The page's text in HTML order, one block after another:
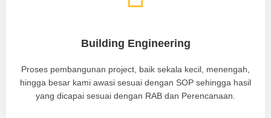
Building Engineering
Proses pembangunan project, baik sekala kecil, menengah,
hingga besar kami awasi sesuai dengan SOP sehingga hasil
yang dicapai sesuai dengan RAB dan Perencanaan.